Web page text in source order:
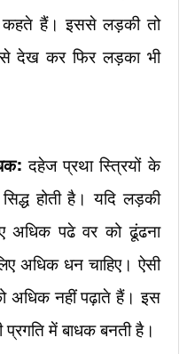
कहते हैं। इससे लड़की तो
देख कर फिर लड़का भी
दहेज प्रथा स्त्रियों के
होती है। यदि लड़की
पढे वर को ढूंढना
अधिक धन चाहिए। ऐसी
अधिक नहीं पढ़ाते हैं। इस
में बाधक बनती है।